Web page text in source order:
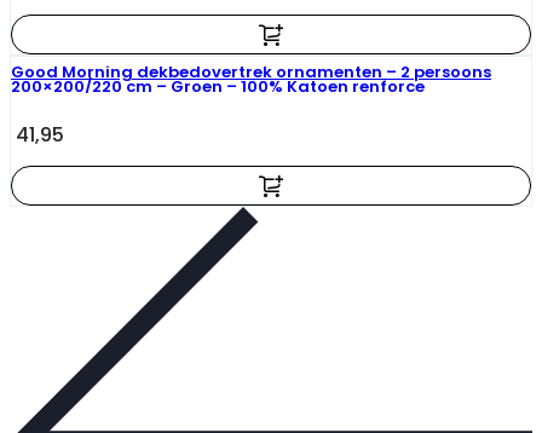
Good Morning dekbedovertrek ornamenten – 2 persoons
200×200/220 cm – Groen – 100% Katoen renforce
41,95